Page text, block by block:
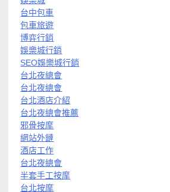
台中包車
包車旅遊
博弈行銷
娛樂城行銷
SEO娛樂城行銷
台北夜總會
台北夜總會
台北酒店介紹
台北夜總會推薦
邪骨按摩
網站外鏈
酒店工作
台北夜總會
半套手工按摩
台北按摩